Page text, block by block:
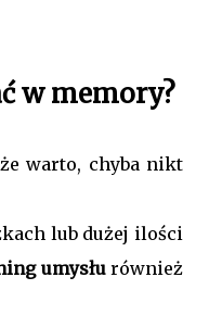
w memory?
warto, chyba nikt
lub dużej ilości
umysłurównież